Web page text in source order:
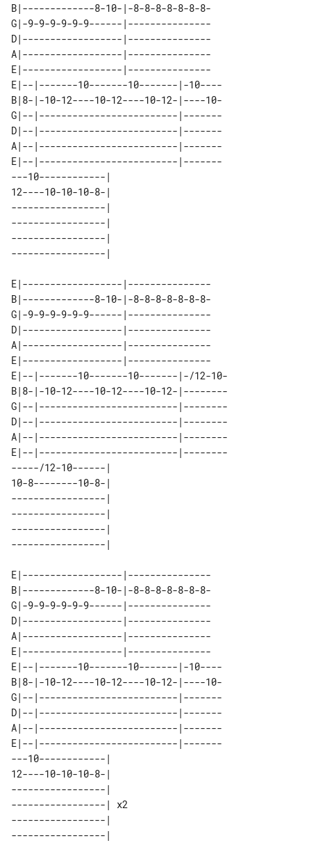
B|-------------8-10-|-8-8-8-8-8-8-8-
G|-9-9-9-9-9-9------|---------------
D|------------------|---------------
A|------------------|---------------
E|------------------|---------------
E|--|-------10-------10-------|-10----
B|8-|-10-12----10-12----10-12-|----10-
G|--|-------------------------|-------
D|--|-------------------------|-------
A|--|-------------------------|-------
E|--|-------------------------|-------
---10------------|
12----10-10-10-8-|
-----------------|
-----------------|
-----------------|
E|------------------|---------------
B|-------------8-10-|-8-8-8-8-8-8-8-
G|-9-9-9-9-9-9------|---------------
D|------------------|---------------
A|------------------|---------------
E|------------------|---------------
E|--|-------10-------10-------|-/12-10-
B|8-|-10-12----10-12----10-12-|--------
G|--|-------------------------|--------
D|--|-------------------------|--------
A|--|-------------------------|--------
E|--|-------------------------|--------
-----/12-10------|
10-8--------10-8-|
-----------------|
-----------------|
-----------------|
E|------------------|---------------
B|-------------8-10-|-8-8-8-8-8-8-8-
G|-9-9-9-9-9-9------|---------------
D|------------------|---------------
A|------------------|---------------
E|------------------|---------------
E|--|-------10-------10-------|-10----
B|8-|-10-12----10-12----10-12-|----10-
G|--|-------------------------|-------
D|--|-------------------------|-------
A|--|-------------------------|-------
E|--|-------------------------|-------
---10------------|
12----10-10-10-8-|
-----------------|
-----------------| x2
-----------------|